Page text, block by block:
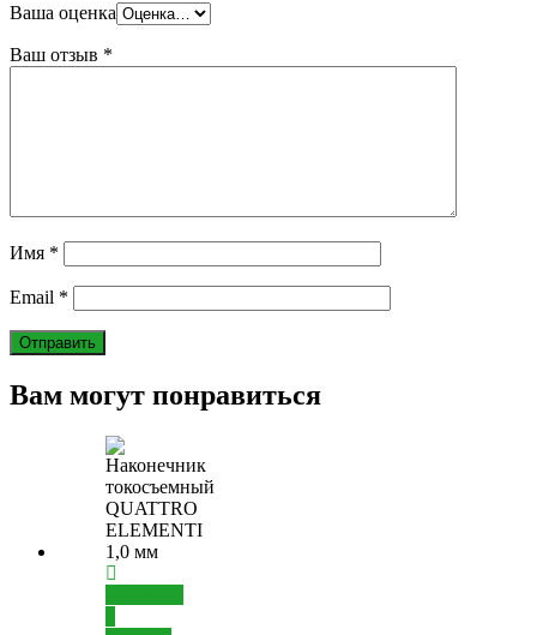
Ваша оценка
Ваш отзыв *
Имя *
Email *
Вам могут понравиться